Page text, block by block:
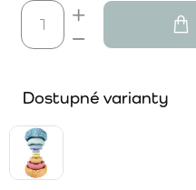
Dostupné varianty